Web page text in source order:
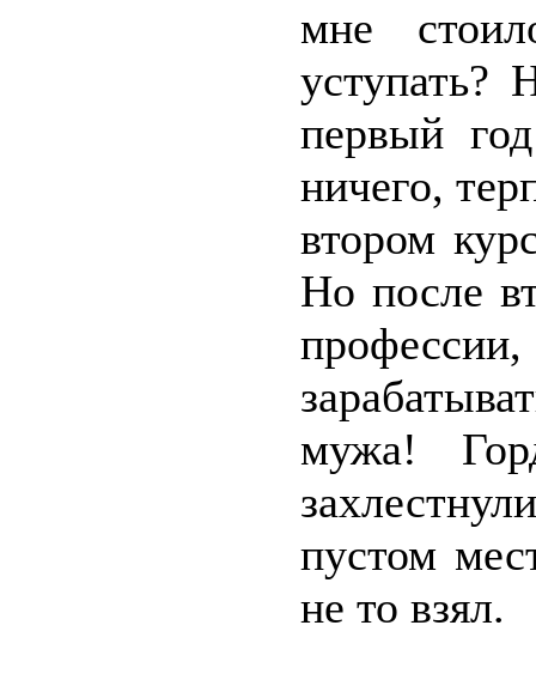
мне
уступать?
первый
ничего,
втором
Но после
мужа!
пустом
не то взял.